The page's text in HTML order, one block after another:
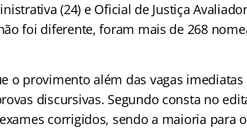
(24) e Oficial de Justiça
foi diferente, foram mais de 268
o provimento além das vagas
discursivas. Segundo consta no
corrigidos, sendo a maioria para